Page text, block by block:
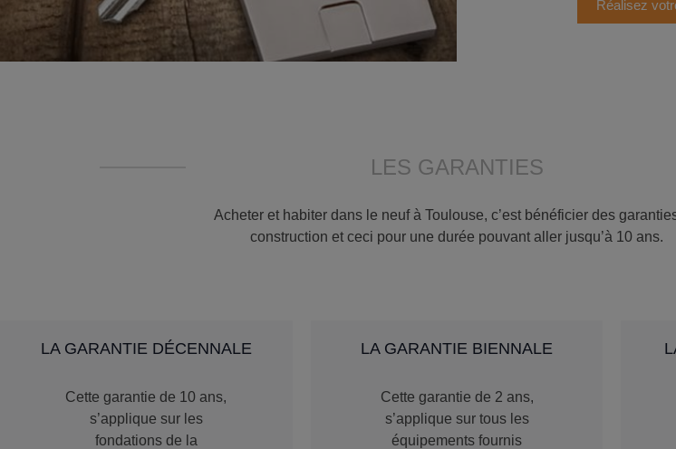
Réalisez
LES GARANTIES
Acheter et habiter dans le neuf à Toulouse, c’est bénéficier des
construction et ceci pour une durée pouvant aller jusqu’à 10 ans.
LA GARANTIE DÉCENNALE
Cette garantie de 10 ans,
s’applique sur les
fondations de la
LA GARANTIE BIENNALE
Cette garantie de 2 ans,
s’applique sur tous les
équipements fournis